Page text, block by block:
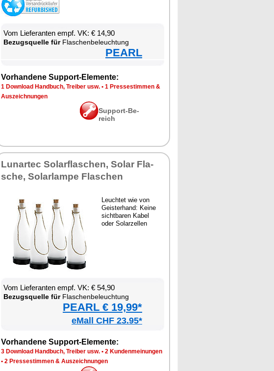
Vom Lie­fe­ran­ten empf. VK: € 14,90
Be­zugs­quel­le fürFla­schen­be­leuch­tung
PEARL
Vor­han­de­ne Sup­port-Ele­men­te:
1 Down­load Hand­buch, Trei­ber usw. • 1 Pres­se­stim­men &
Aus­zeich­nun­gen
Sup­port-Be­
reich
Lun­ar­tec So­lar­fla­schen, So­lar Fla­
sche, So­lar­lam­pe Fla­schen
Leuch­tet wie von
Geis­ter­hand: Kei­ne
sicht­ba­ren Ka­bel
oder So­lar­zel­len
Vom Lie­fe­ran­ten empf. VK: € 54,90
Be­zugs­quel­le fürFla­schen­be­leuch­tung
PEARL € 19,99*
eMall CHF 23.95*
Vor­han­de­ne Sup­port-Ele­men­te:
3 Down­load Hand­buch, Trei­ber usw. • 2 Kun­den­mei­nun­gen
• 2 Pres­se­stim­men & Aus­zeich­nun­gen